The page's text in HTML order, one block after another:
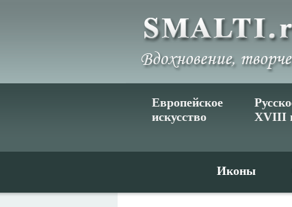
Европейское
искусство
XVIII
Иконы